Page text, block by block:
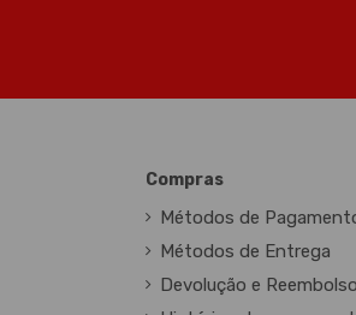
Compras
Métodos de
Métodos de Entrega
Devolução e Reembolso